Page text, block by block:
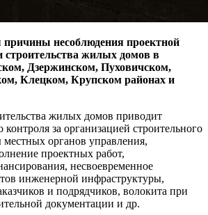
несоблюдения проектной
строительства жилых домов в
Дзержинском, Пуховичском,
Клецком, Крупском районах и
жилых домов приводит
контроля за организацией строительного
местных органов управления,
проектных работ,
несвоевременное
инженерной инфраструктуры,
и подрядчиков, волокита при
документации и др.